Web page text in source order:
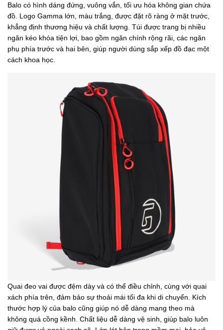
Balo có hình dáng đứng, vuông vắn, tối ưu hóa không gian chứa
đồ. Logo Gamma lớn, màu trắng, được đặt rõ ràng ở mặt trước,
khẳng định thương hiệu và chất lượng. Túi được trang bị nhiều
ngăn kéo khóa tiện lợi, bao gồm ngăn chính rộng rãi, các ngăn
phụ phía trước và hai bên, giúp người dùng sắp xếp đồ đạc một
cách khoa học.
Quai đeo vai được đệm dày và có thể điều chỉnh, cùng với quai
xách phía trên, đảm bảo sự thoải mái tối đa khi di chuyển. Kích
thước hợp lý của balo cũng giúp nó dễ dàng mang theo mà
không quá cồng kềnh. Chất liệu dễ dàng vệ sinh, giúp balo luôn